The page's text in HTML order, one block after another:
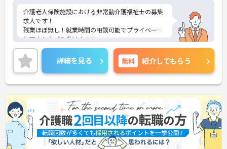
介護老人保険施設における非常勤介護福祉士の募集
求人です！
残業ほぼ無し！就業時間の相談可能でプライベート
と両立しながら働けます！
ご興味ある方には、面接のポイントなど、さらに詳
細をお話致しますのでお気軽にご相談ください。
詳細を見る 無料 紹介してもらう